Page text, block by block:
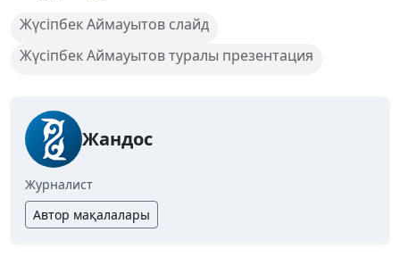
Жүсіпбек Аймауытов слайд
Жүсіпбек Аймауытов туралы презентация
Жандос
Журналист
Автор мақалалары